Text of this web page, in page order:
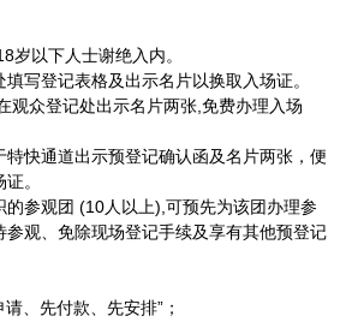
岁以下人士谢绝入内。
写登记表格及出示名片以换取入场证。
观众登记处出示名片两张,免费办理入场
特快通道出示预登记确认函及名片两张，便
。
的参观团 (10人以上),可预先为该团办理参
观、免除现场登记手续及享有其他预登记
、先付款、先安排”；